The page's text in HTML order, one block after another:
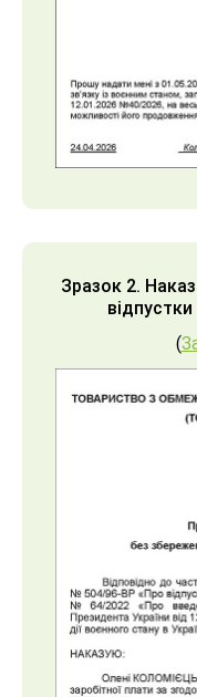
Зразок 2.
(